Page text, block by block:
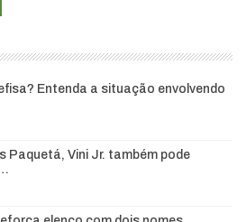
Entenda a situação envolvendo
Paquetá, Vini Jr. também pode